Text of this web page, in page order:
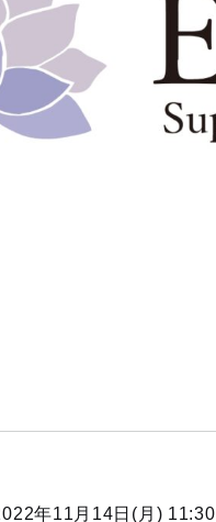
年11月14日(月) 11:30